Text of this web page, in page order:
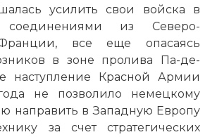
усилить свои войска в
соединениями из Северо-
все еще опасаясь
в зоне пролива Па-де-
наступление Красной Армии
не позволило немецкому
направить в Западную Европу
за счет стратегических